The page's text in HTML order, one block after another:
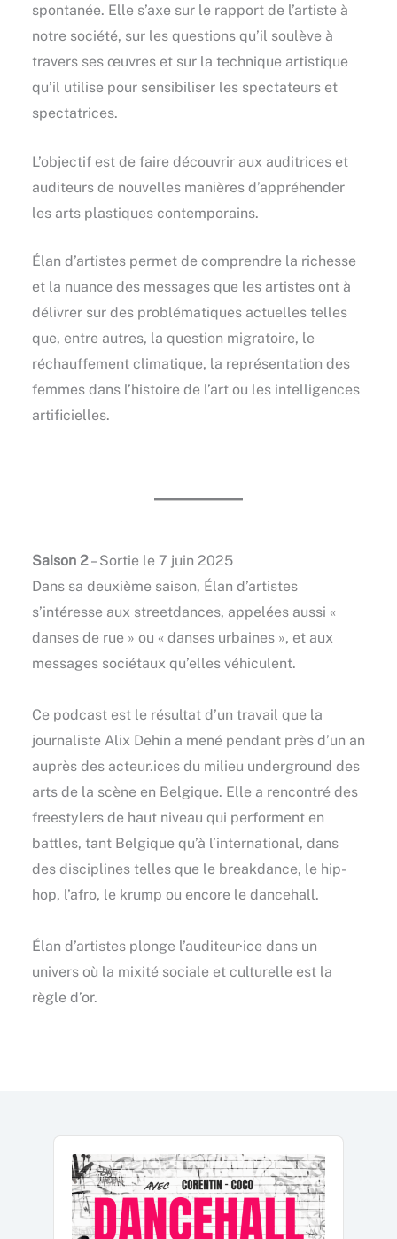
spontanée. Elle s’axe sur le rapport de l’artiste à
notre société, sur les questions qu’il soulève à
travers ses œuvres et sur la technique artistique
qu’il utilise pour sensibiliser les spectateurs et
spectatrices.
L’objectif est de faire découvrir aux auditrices et
auditeurs de nouvelles manières d’appréhender
les arts plastiques contemporains.
Élan d’artistes permet de comprendre la richesse
et la nuance des messages que les artistes ont à
délivrer sur des problématiques actuelles telles
que, entre autres, la question migratoire, le
réchauffement climatique, la représentation des
femmes dans l’histoire de l’art ou les intelligences
artificielles.
Saison 2– Sortie le 7 juin 2025
Dans sa deuxième saison, Élan d’artistes
s’intéresse aux streetdances, appelées aussi «
danses de rue » ou « danses urbaines », et aux
messages sociétaux qu’elles véhiculent.
Ce podcast est le résultat d’un travail que la
journaliste Alix Dehin a mené pendant près d’un an
auprès des acteur.ices du milieu underground des
arts de la scène en Belgique. Elle a rencontré des
freestylers de haut niveau qui performent en
battles, tant Belgique qu’à l’international, dans
des disciplines telles que le breakdance, le hip-
hop, l’afro, le krump ou encore le dancehall.
Élan d’artistes plonge l’auditeur·ice dans un
univers où la mixité sociale et culturelle est la
règle d’or.
Audio
Player